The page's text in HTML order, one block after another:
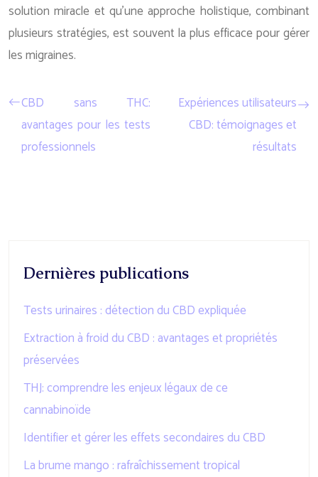
solution miracle et qu’une approche holistique, combinant
plusieurs stratégies, est souvent la plus efficace pour gérer
les migraines.
CBD sans THC:
avantages pour les tests
professionnels
Expériences utilisateurs
CBD: témoignages et
résultats
Dernières publications
Tests urinaires : détection du CBD expliquée
Extraction à froid du CBD : avantages et propriétés
préservées
THJ: comprendre les enjeux légaux de ce
cannabinoïde
Identifier et gérer les effets secondaires du CBD
La brume mango : rafraîchissement tropical